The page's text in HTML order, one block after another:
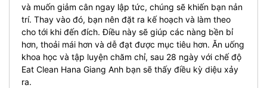
và muốn giảm cân ngay lập tức, chúng sẽ khiến bạn nản
trí. Thay vào đó, bạn nên đặt ra kế hoạch và làm theo
cho tới khi đến đích. Điều này sẽ giúp các nàng bền bỉ
hơn, thoải mái hơn và dễ đạt được mục tiêu hơn. Ăn uống
khoa học và tập luyện chăm chỉ, sau 28 ngày với chế độ
Eat Clean Hana Giang Anh bạn sẽ thấy điều kỳ diệu xảy
ra.